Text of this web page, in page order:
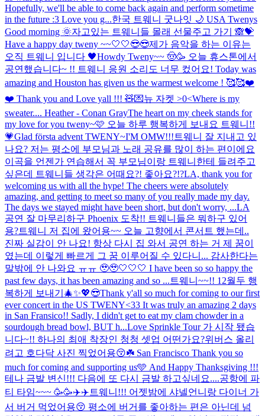
Hopefully, we'll be able to come back again and perform sometime
in the future :3 Love you g...한국 트웨니 굿나잇 🌙 USA Twenys
Good morning 🌞자고있는 트웨니들 몰래 선물주고 가기 🙈💝
Have a happy day tweny ~~🤍🤍😎😎제가 음악을 하는 이유는
오직 트웨니 입니다 🖤Howdy Tweny~~ 🤠🥳 오늘 휴스톤에서
공연했습니다~ !! 트웨니 응원 소리도 너무 컸어요! Today was
amazing and Houston has given us the warmest welcome ! 🥰🥰❤️
❤️ Thank you and Love yall !!! 🧸💌뉴 자켓 >0<Where is my
sweater.... Heather - Conan GrayThe heart on my cheek stands for
my love for you tweny~🩷 오늘 하루 행복하게 보내요 트웨니!!
💗Glad första advent TWENY~I'M OMW!!! 트웨니 잘 지내고 있
나요? 저는 평소에 부모님과 노래 공유를 많이 하는 편이에요
이곡을 언젠가 연습해서 꼭 부모님이랑 트웨니한테 들려주고
싶은데 트웨니들 생각은 어때요?! 좋아요?!?LA, thank you for
welcoming us with all the hype! The cheers were absolutely
amazing, and getting to meet so many of you really made my day.
The days we stayed might have been short, but don't worry, ...LA
공연 잘 마무리하구 Phoenix 도착!! 트웨니들은 뭐하구 있어
용?트웨니 저 집에 왔어용~~ 오늘 고향에서 콘서트 했는데..
진짜 실감이 안 나요! 항상 다시 집 와서 공연 하는 거 제 꿈이
였는데 이렇게 빠르게 그 꿈 이루어질 수 있다니... 감사한다는
말밖에 안 나와요 ㅠㅠ 🥹🥹🤍🤍🤍 I have been so so happy the
past few days, it has been amazing and so ... 트웨니~~!! 12월두 행
복하게 보내기🎄✨💖😎Thank y'all so much for coming to our first
ever concert in the US TWENY<33 It was truly an amazing 2 days
in San Fransico!! Sadly, I didn't get to eat my clam chowder in a
sourdough bread bowl, BUT h...Love Sprinkle Tour 가 시작 됐습
니다~!! 하나의 최애 착장인 청청 셋업 어떤가요?위버스 올리
려고 호다닥 사진 찍었어용😚☘️ San Francisco Thank you so
much for coming and supporting us🩵 And Happy Thanksgiving !!!
테나 금발 변신!!! 다음에 또 다시 금발 하고싶네요....공항에 파
티 타임~~~ 🥳🥳✈️✈️ 트웨니!!! 어젯밤에 샤넬언니랑 다이너 가
서 버거 먹었어용😚 평소에 버거를 좋아하는 편은 아닌데 넘